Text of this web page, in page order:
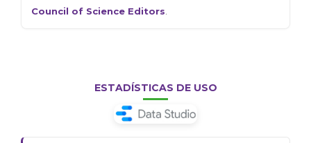
Council of Science Editors
ESTADÍSTICAS DE USO